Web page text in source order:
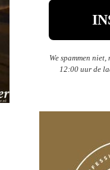
We spammen
12:00 uur de